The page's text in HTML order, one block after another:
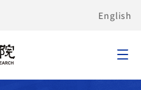
English